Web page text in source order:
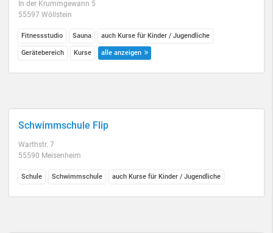
In der Krummgewann 5
55597 Wöllstein
Fitnessstudio Sauna auch Kurse für Kinder / Jugendliche
Gerätebereich Kurse alle anzeigen
Schwimmschule Flip
Warthstr. 7
55590 Meisenheim
Schule Schwimmschule auch Kurse für Kinder / Jugendliche